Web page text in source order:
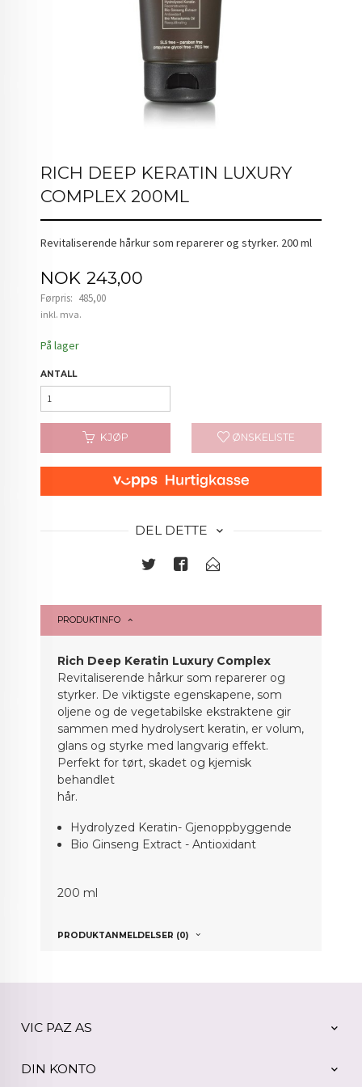
RICH DEEP KERATIN LUXURY
COMPLEX 200ML
Revitaliserende hårkur som reparerer og styrker. 200 ml
Tilbud
NOK 243,00
Førpris: 485,00
Rabatt
inkl. mva.
På lager
ANTALL
KJØP ØNSKELISTE
DEL DETTE
PRODUKTINFO
Rich Deep Keratin Luxury Complex
Revitaliserende hårkur som reparerer og
styrker. De viktigste egenskapene, som
oljene og de vegetabilske ekstraktene gir
sammen med hydrolysert keratin, er volum,
glans og styrke med langvarig effekt.
Perfekt for tørt, skadet og kjemisk
behandlet
hår.
Hydrolyzed Keratin- Gjenoppbyggende
Bio Ginseng Extract - Antioxidant
200 ml
PRODUKTANMELDELSER (0)
VIC PAZ AS
DIN KONTO